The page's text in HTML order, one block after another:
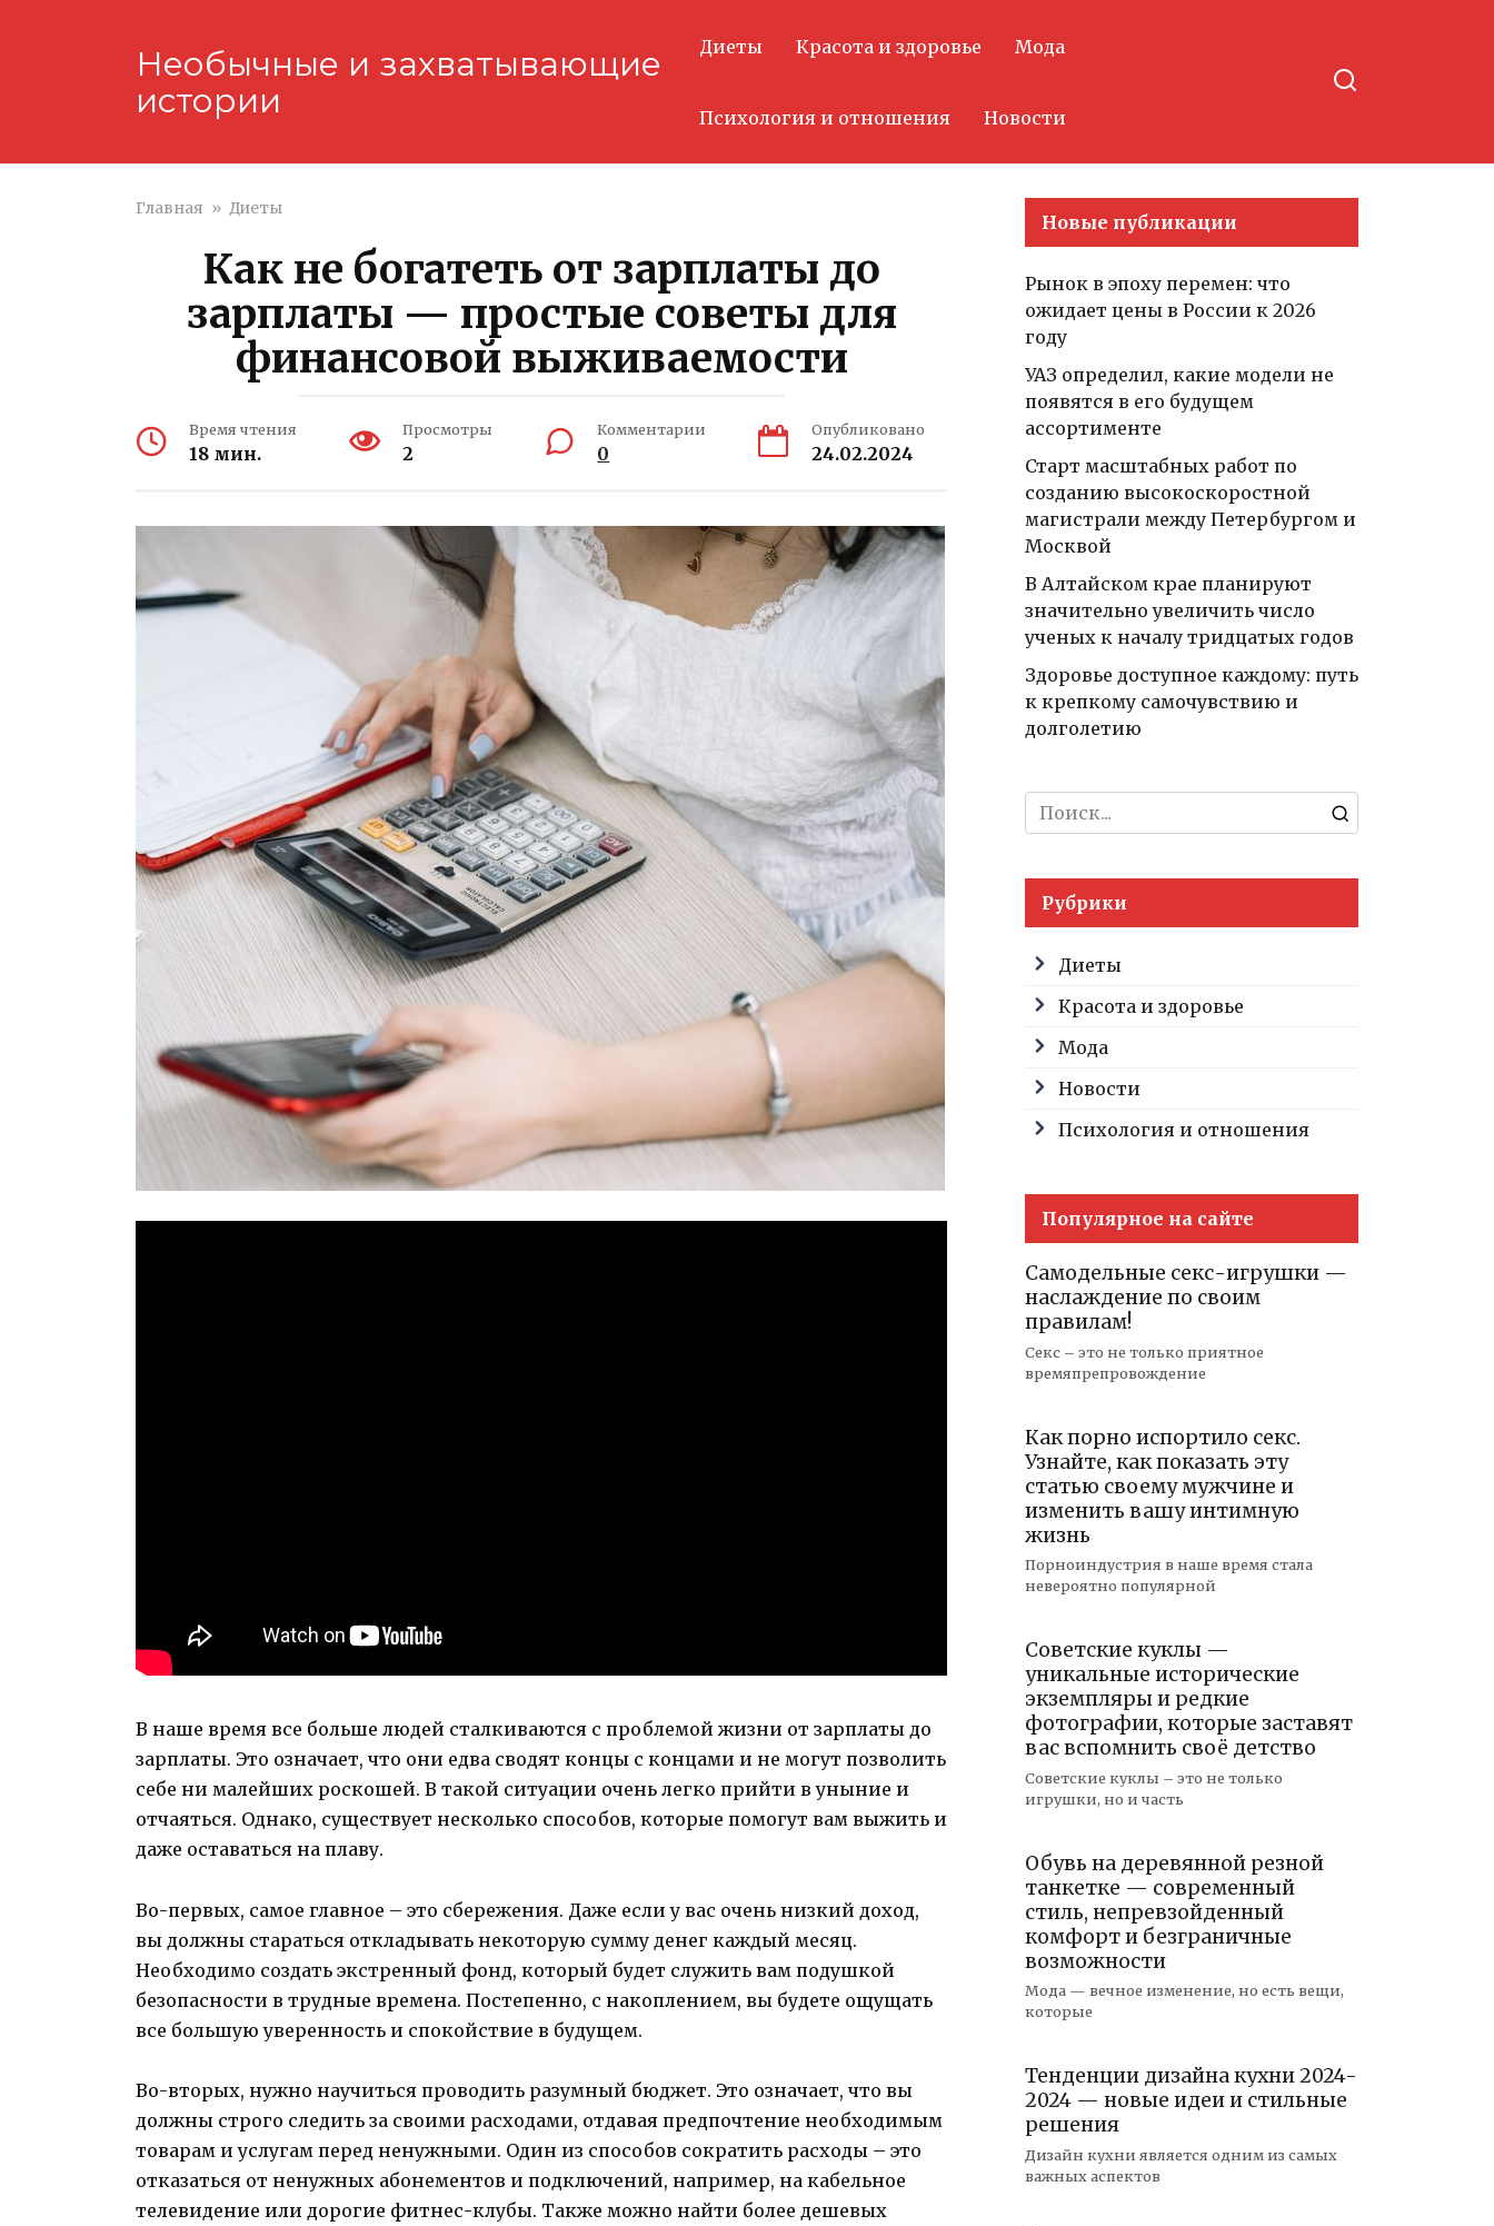
Необычные и захватывающие
истории
Диеты Красота и здоровье Мода
Психология и отношения Новости
Главная » Диеты
Как не богатеть от зарплаты до
зарплаты — простые советы для
финансовой выживаемости
Время чтения
18 мин.
Просмотры
2
Комментарии
0
Опубликовано
24.02.2024
В наше время все больше людей сталкиваются с проблемой жизни от зарплаты до
зарплаты. Это означает, что они едва сводят концы с концами и не могут позволить
себе ни малейших роскошей. В такой ситуации очень легко прийти в уныние и
отчаяться. Однако, существует несколько способов, которые помогут вам выжить и
даже оставаться на плаву.
Во-первых, самое главное – это сбережения. Даже если у вас очень низкий доход,
вы должны стараться откладывать некоторую сумму денег каждый месяц.
Необходимо создать экстренный фонд, который будет служить вам подушкой
безопасности в трудные времена. Постепенно, с накоплением, вы будете ощущать
все большую уверенность и спокойствие в будущем.
Во-вторых, нужно научиться проводить разумный бюджет. Это означает, что вы
должны строго следить за своими расходами, отдавая предпочтение необходимым
товарам и услугам перед ненужными. Один из способов сократить расходы – это
отказаться от ненужных абонементов и подключений, например, на кабельное
телевидение или дорогие фитнес-клубы. Также можно найти более дешевых
Новые публикации
Рынок в эпоху перемен: что
ожидает цены в России к 2026
году
УАЗ определил, какие модели не
появятся в его будущем
ассортименте
Старт масштабных работ по
созданию высокоскоростной
магистрали между Петербургом и
Москвой
В Алтайском крае планируют
значительно увеличить число
ученых к началу тридцатых годов
Здоровье доступное каждому: путь
к крепкому самочувствию и
долголетию
Search
for:
Рубрики
Диеты
Красота и здоровье
Мода
Новости
Психология и отношения
Популярное на сайте
Самодельные секс-игрушки —
наслаждение по своим
правилам!
Секс – это не только приятное
времяпрепровождение
Как порно испортило секс.
Узнайте, как показать эту
статью своему мужчине и
изменить вашу интимную
жизнь
Порноиндустрия в наше время стала
невероятно популярной
Советские куклы —
уникальные исторические
экземпляры и редкие
фотографии, которые заставят
вас вспомнить своё детство
Советские куклы – это не только
игрушки, но и часть
Обувь на деревянной резной
танкетке — современный
стиль, непревзойденный
комфорт и безграничные
возможности
Мода — вечное изменение, но есть вещи,
которые
Тенденции дизайна кухни 2024-
2024 — новые идеи и стильные
решения
Дизайн кухни является одним из самых
важных аспектов